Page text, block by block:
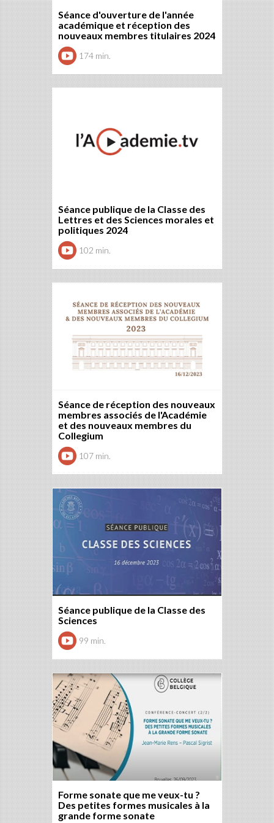
Séance d'ouverture de l'année
académique et réception des
nouveaux membres titulaires 2024
174 min.
Séance publique de la Classe des
Lettres et des Sciences morales et
politiques 2024
102 min.
Séance de réception des nouveaux
membres associés de l'Académie
et des nouveaux membres du
Collegium
107 min.
Séance publique de la Classe des
Sciences
99 min.
Forme sonate que me veux-tu ?
Des petites formes musicales à la
grande forme sonate